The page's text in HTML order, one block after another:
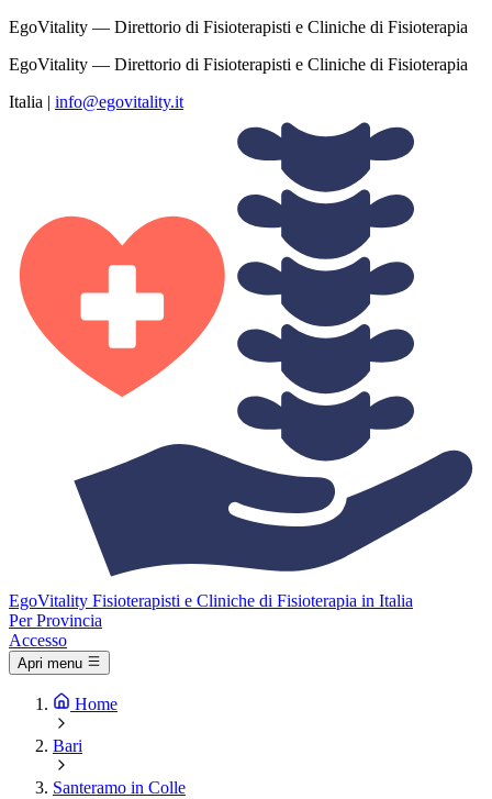
EgoVitality — Direttorio di Fisioterapisti e Cliniche di Fisioterapia
EgoVitality — Direttorio di Fisioterapisti e Cliniche di Fisioterapia
Italia | info@egovitality.it
EgoVitality Fisioterapisti e Cliniche di Fisioterapia in Italia
Per Provincia
Accesso
Apri menu
Home
Bari
Santeramo in Colle